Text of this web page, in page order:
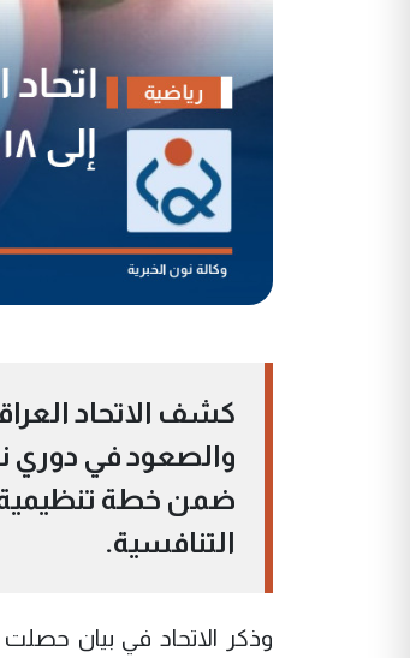
كشف الاتحاد
ضمن خطة
التنافسية.
وذكر الاتحاد في بيان حصلت